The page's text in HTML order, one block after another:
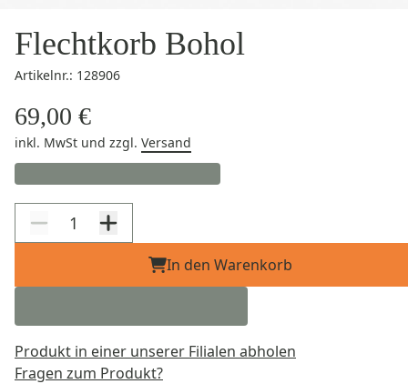
Flechtkorb Bohol
Artikelnr.: 128906
69,00 €
inkl. MwSt und zzgl. Versand
In den Warenkorb
Produkt in einer unserer Filialen abholen
Fragen zum Produkt?